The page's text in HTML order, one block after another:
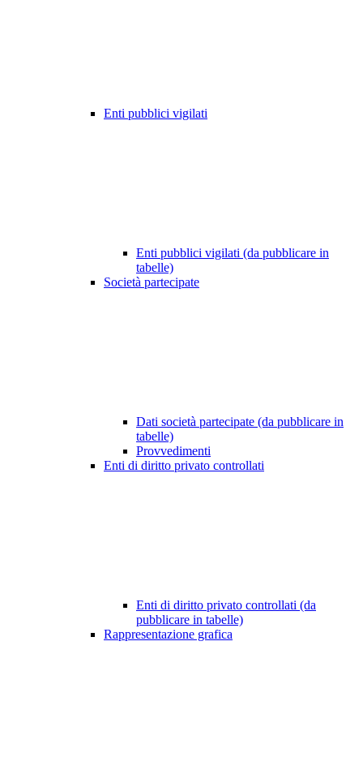
Enti pubblici vigilati
Enti pubblici vigilati (da pubblicare in
tabelle)
Società partecipate
Dati società partecipate (da pubblicare in
tabelle)
Provvedimenti
Enti di diritto privato controllati
Enti di diritto privato controllati (da
pubblicare in tabelle)
Rappresentazione grafica